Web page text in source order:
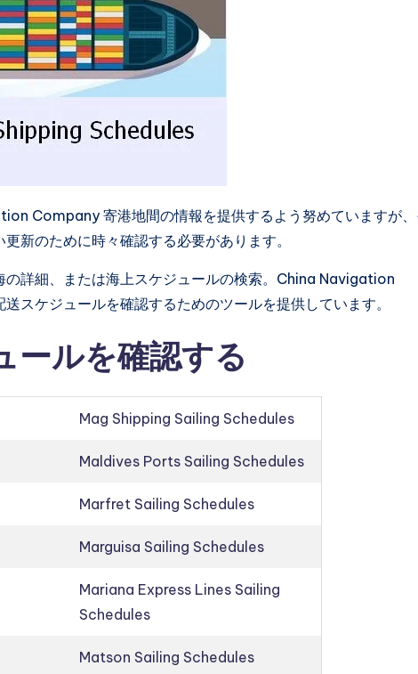
Company 寄港地間の情報を提供するよう努めていますが
新のために時々確認する必要があります。
の詳細、または海上スケジュールの検索。China Navigation
スケジュールを確認するためのツールを提供しています。
ールを確認する
Mag Shipping Sailing Schedules
Maldives Ports Sailing Schedules
Marfret Sailing Schedules
Marguisa Sailing Schedules
Mariana Express Lines Sailing
Schedules
Matson Sailing Schedules